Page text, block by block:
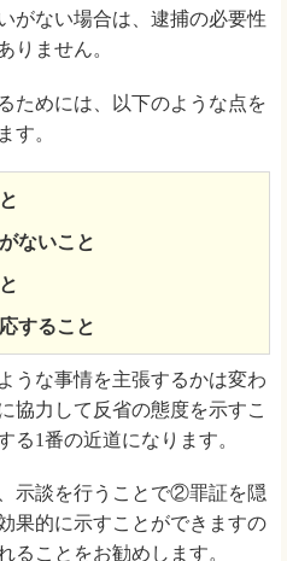
がない場合は、逮捕の必要性
りません。
ためには、以下のような点を
す。
ないこと
すること
うな事情を主張するかは変わ
協力して反省の態度を示すこ
る1番の近道になります。
示談を行うことで②罪証を隠
果的に示すことができますの
ることをお勧めします。